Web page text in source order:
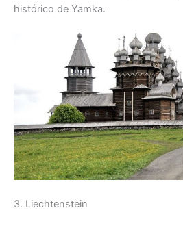
histórico de Yamka.
3. Liechtenstein